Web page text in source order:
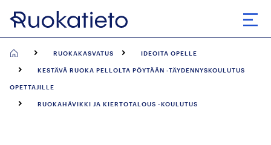
Siirry
suoraan
RUOKAKASVATUS IDEOITA OPELLE
KESTÄVÄ RUOKA PELLOLTA PÖYTÄÄN -TÄYDENNYSKOULUTUS
OPETTAJILLE
RUOKAHÄVIKKI JA KIERTOTALOUS -KOULUTUS